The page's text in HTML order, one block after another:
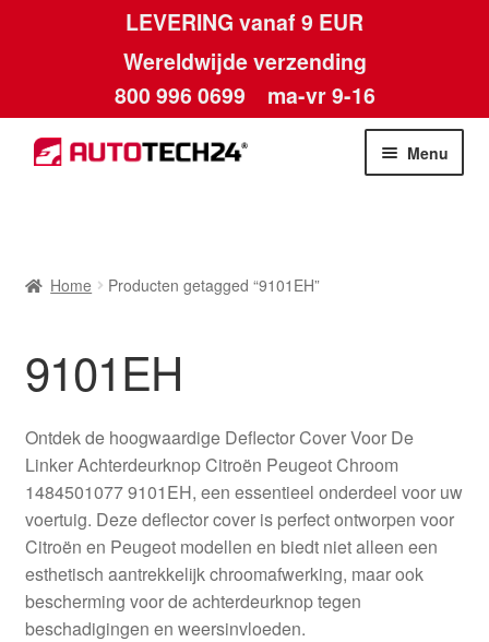
LEVERING vanaf 9 EUR
Wereldwijde verzending
800 996 0699 ma-vr 9-16
Ga
door
Ga
naar
Menu
Betalingen
Contact
Kassa
Klachten
Klachtenprocedure
Home Producten getagged “9101EH”
9101EH
Ontdek de hoogwaardige Deflector Cover Voor De
Linker Achterdeurknop Citroën Peugeot Chroom
1484501077 9101EH, een essentieel onderdeel voor uw
voertuig. Deze deflector cover is perfect ontworpen voor
Citroën en Peugeot modellen en biedt niet alleen een
esthetisch aantrekkelijk chroomafwerking, maar ook
bescherming voor de achterdeurknop tegen
beschadigingen en weersinvloeden.